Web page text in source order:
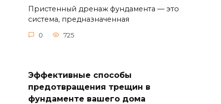
Пристенный дренаж фундамента — это
система, предназначенная
0 725
Эффективные способы
предотвращения трещин в
фундаменте вашего дома